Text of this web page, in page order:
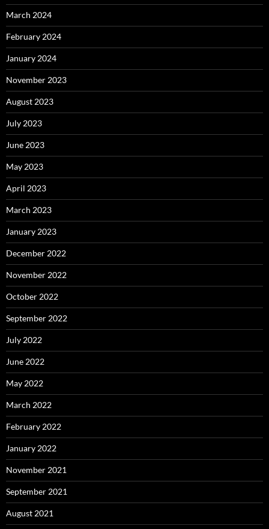
March 2024
February 2024
January 2024
November 2023
August 2023
July 2023
June 2023
May 2023
April 2023
March 2023
January 2023
December 2022
November 2022
October 2022
September 2022
July 2022
June 2022
May 2022
March 2022
February 2022
January 2022
November 2021
September 2021
August 2021